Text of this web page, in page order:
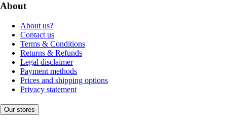
About
About us?
Contact us
Terms & Conditions
Returns & Refunds
Legal disclaimer
Payment methods
Prices and shipping options
Privacy statement
Our stores